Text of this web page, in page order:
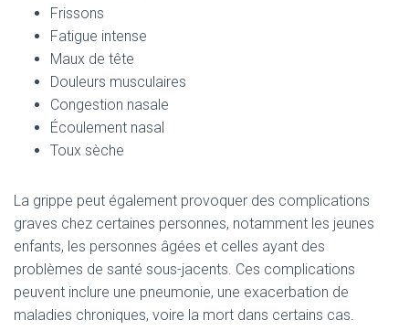
Frissons
Fatigue intense
Maux de tête
Douleurs musculaires
Congestion nasale
Écoulement nasal
Toux sèche
La grippe peut également provoquer des complications
graves chez certaines personnes, notamment les jeunes
enfants, les personnes âgées et celles ayant des
problèmes de santé sous-jacents. Ces complications
peuvent inclure une pneumonie, une exacerbation de
maladies chroniques, voire la mort dans certains cas.